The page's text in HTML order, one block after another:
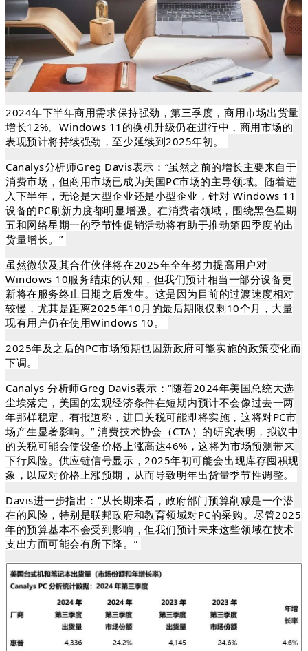
2024年下半年商用需求保持强劲，第三季度，商用市场出货量
增长12%。Windows 11 的换机升级仍在进行中，商用市场的
表现预计将持续强劲，至少延续到2025年初。
Canalys分析师Greg Davis表示：“虽然之前的增长主要来自于
消费市场，但商用市场已成为美国PC市场的主导领域。随着进
入下半年，无论是大型企业还是小型企业，针对 Windows 11
设备的PC刷新力度都明显增强。在消费者领域，围绕黑色星期
五和网络星期一的季节性促销活动将有助于推动第四季度的出
货量增长。”
虽然微软及其合作伙伴将在2025年全年努力提高用户对
Windows 10服务结束的认知，但我们预计相当一部分设备更
新将在服务终止日期之后发生。这是因为目前的过渡速度相对
较慢，尤其是距离2025年10月的最后期限仅剩10个月，大量
现有用户仍在使用Windows 10。
2025年及之后的PC市场预期也因新政府可能实施的政策变化而
下调。
Canalys 分析师Greg Davis表示：“随着2024年美国总统大选
尘埃落定，美国的宏观经济条件在短期内预计不会像过去一两
年那样稳定。有报道称，进口关税可能即将实施，这将对PC市
场产生显著影响。” 消费技术协会（CTA）的研究表明，拟议中
的关税可能会使设备价格上涨高达46%，这将为市场预测带来
下行风险。供应链信号显示，2025年初可能会出现库存囤积现
象，以应对价格上涨预期，从而导致明年出货量季节性调整。
Davis进一步指出：“从长期来看，政府部门预算削减是一个潜
在的风险，特别是联邦政府和教育领域对PC的采购。尽管2025
年的预算基本不会受到影响，但我们预计未来这些领域在技术
支出方面可能会有所下降。”